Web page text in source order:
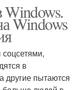
Windows.
Windows
в
другие пытаются